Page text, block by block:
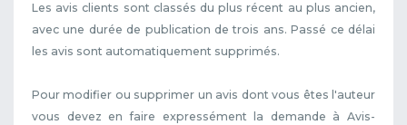
Les avis clients sont classés du plus récent au plus ancien,
avec une durée de publication de trois ans. Passé ce délai
les avis sont automatiquement supprimés.
Pour modifier ou supprimer un avis dont vous êtes l'auteur
vous devez en faire expressément la demande à Avis-